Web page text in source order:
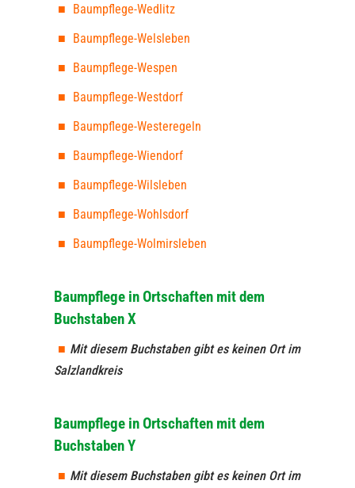
Baumpflege-Wedlitz
Baumpflege-Welsleben
Baumpflege-Wespen
Baumpflege-Westdorf
Baumpflege-Westeregeln
Baumpflege-Wiendorf
Baumpflege-Wilsleben
Baumpflege-Wohlsdorf
Baumpflege-Wolmirsleben
Baumpflege in Ortschaften mit dem
Buchstaben X
Mit diesem Buchstaben gibt es keinen Ort im
Salzlandkreis
Baumpflege in Ortschaften mit dem
Buchstaben Y
Mit diesem Buchstaben gibt es keinen Ort im